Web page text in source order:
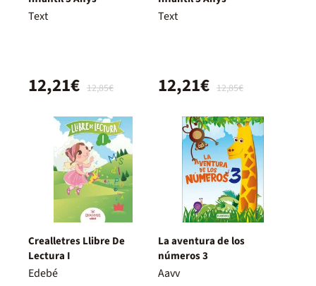
Text
12,85€
12,21€
Text
12,85€
12,21€
Crealletres Llibre De
Lectura I
Edebé
La aventura de los
números 3
Aavv